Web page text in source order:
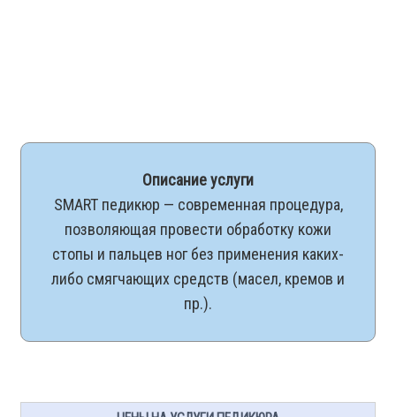
Описание услуги
SMART педикюр — современная процедура,
позволяющая провести обработку кожи
стопы и пальцев ног без применения каких-
либо смягчающих средств (масел, кремов и
пр.).